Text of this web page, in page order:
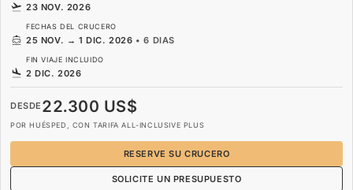
23 NOV. 2026
FECHAS DEL CRUCERO
25 NOV. → 1 DIC. 2026 •6 DIAS
FIN VIAJE INCLUIDO
2 DIC. 2026
DESDE 22.300 US$
POR HUÉSPED, CON TARIFA ALL-INCLUSIVE PLUS
RESERVE SU CRUCERO
SOLICITE UN PRESUPUESTO